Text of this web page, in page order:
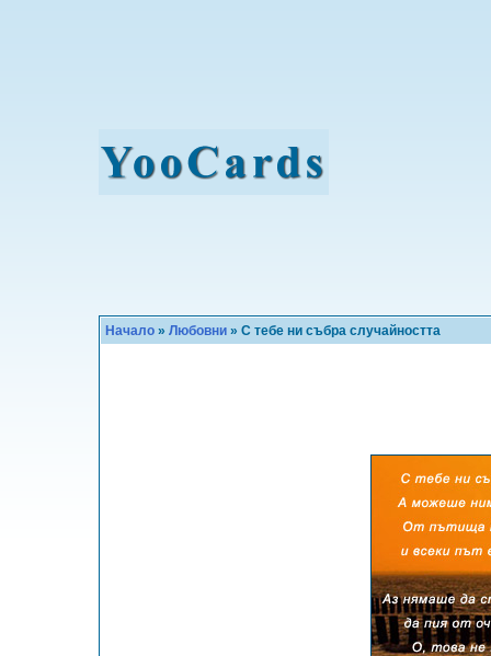
Начало » Любовни » С тебе ни събра случайността